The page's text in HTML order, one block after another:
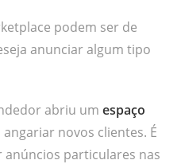
podem ser de
anunciar algum tipo
abriu umespaço
angariar novos clientes. É
anúncios particulares nas